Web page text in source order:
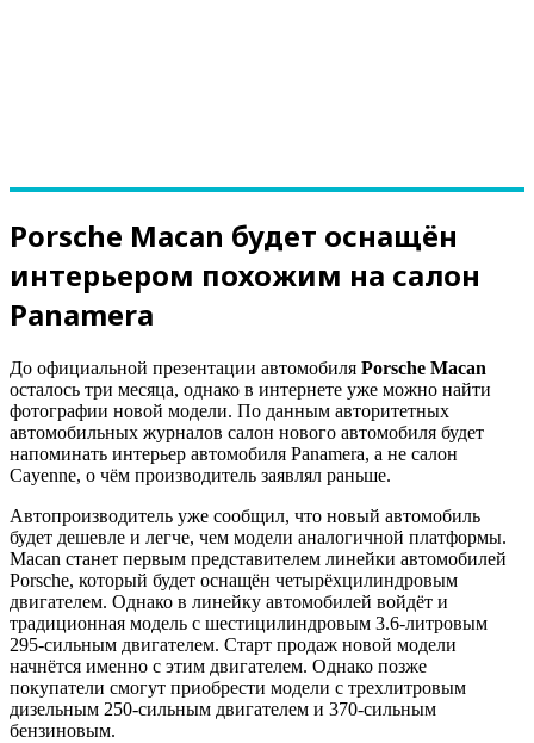
Porsche Macan будет оснащён
интерьером похожим на салон
Panamera
До официальной презентации автомобиля Porsche Macan
осталось три месяца, однако в интернете уже можно найти
фотографии новой модели. По данным авторитетных
автомобильных журналов салон нового автомобиля будет
напоминать интерьер автомобиля Panamera, а не салон
Cayenne, о чём производитель заявлял раньше.
Автопроизводитель уже сообщил, что новый автомобиль
будет дешевле и легче, чем модели аналогичной платформы.
Macan станет первым представителем линейки автомобилей
Porsche, который будет оснащён четырёхцилиндровым
двигателем. Однако в линейку автомобилей войдёт и
традиционная модель с шестицилиндровым 3.6-литровым
295-сильным двигателем. Старт продаж новой модели
начнётся именно с этим двигателем. Однако позже
покупатели смогут приобрести модели с трехлитровым
дизельным 250-сильным двигателем и 370-сильным
бензиновым.